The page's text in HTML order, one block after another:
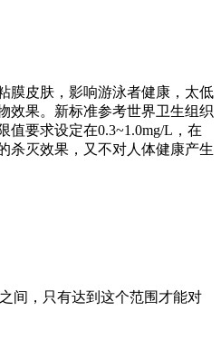
膜皮肤，影响游泳者健康，太低
效果。新标准参考世界卫生组织
值要求设定在0.3~1.0mg/L，在
杀灭效果，又不对人体健康产生
间，只有达到这个范围才能对